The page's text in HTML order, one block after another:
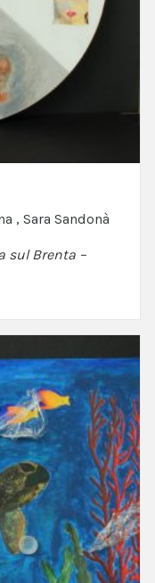
, Sara Sandonà
sul Brenta –